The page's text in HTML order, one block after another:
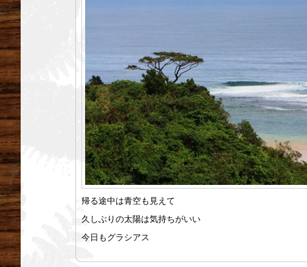
帰る途中は青空も見えて
久しぶりの太陽は気持ちがいい
今日もグラシアス